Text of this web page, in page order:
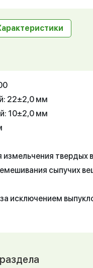
22±2,0 мм
10±2,0 мм
твердых
сыпучих
исключением